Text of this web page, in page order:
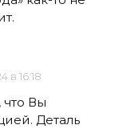
в 16:18
что Вы
Деталь